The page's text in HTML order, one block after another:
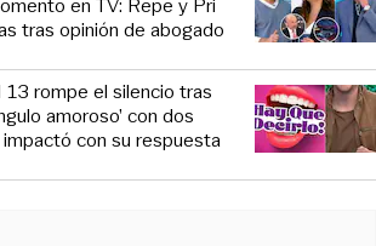
tras opinión de abogado
rompe el silencio tras
amoroso’ con dos
con su respuesta